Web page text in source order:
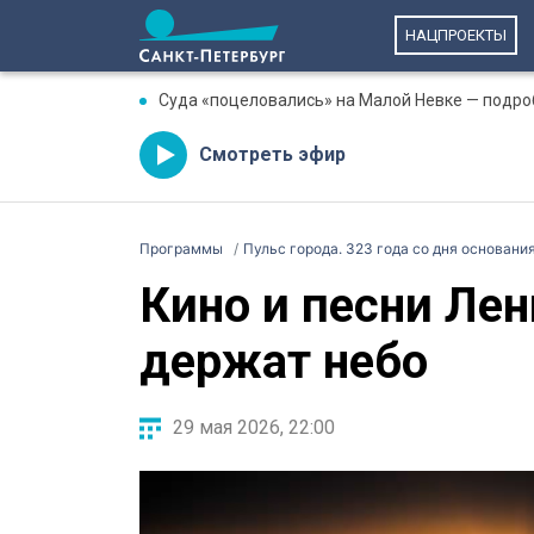
НАЦПРОЕКТЫ
Суда «поцеловались» на Малой Невке —
Смотреть эфир
Программы Пульс города. 323 года со дня
Кино и песни
держат небо
29 мая 2026, 22:00